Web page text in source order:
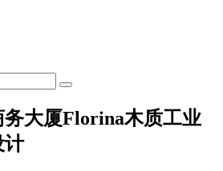
大厦Florina木质工业
计